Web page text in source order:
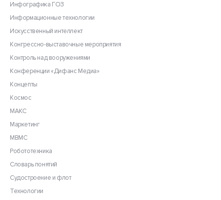
Инфографика ГОЗ
Информационные технологии
Искусственный интеллект
Конгрессно-выставочные мероприятия
Контроль над вооружениями
Конференции «Дифанс Медиа»
Концепты
Космос
МАКС
Маркетинг
МВМС
Робототехника
Словарь понятий
Судостроение и флот
Технологии